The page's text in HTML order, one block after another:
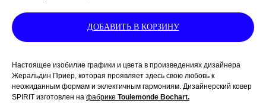
ДОБАВИТЬ В КОРЗИНУ
Настоящее изобилие графики и цвета в произведениях дизайнера
Жеральдин Приер, которая проявляет здесь свою любовь к
неожиданным формам и эклектичным гармониям. Дизайнерский ковер
SPIRIT изготовлен на фабрике Toulemonde Bochart.